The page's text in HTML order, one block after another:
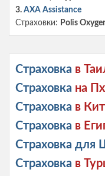
3. AXA Assistance
Страховки: Polis
Страховка в
Страховка на
Страховка в
Страховка в
Страховка для
Страховка в